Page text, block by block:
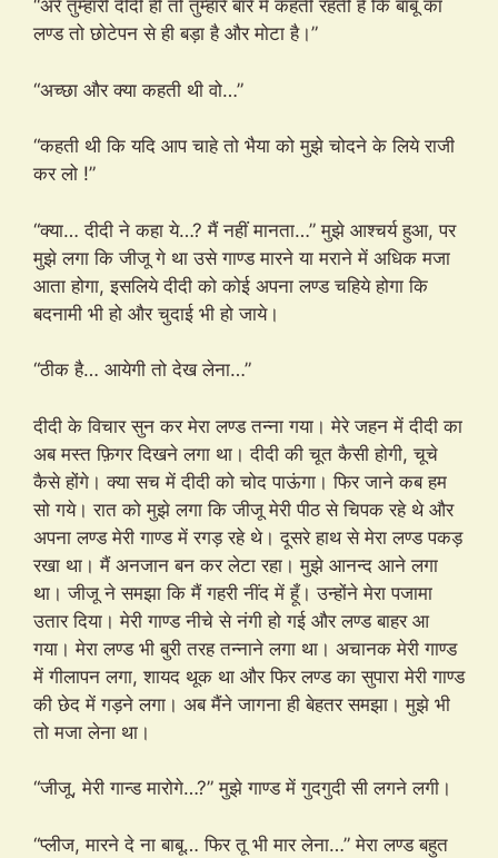
“अरे तुम्हारी दीदी ही तो तुम्हारे बारे में कहती रहती है कि बाबू का
लण्ड तो छोटेपन से ही बड़ा है और मोटा है।”
“अच्छा और क्या कहती थी वो…”
“कहती थी कि यदि आप चाहे तो भैया को मुझे चोदने के लिये राजी
कर लो !”
“क्या… दीदी ने कहा ये…? मैं नहीं मानता…” मुझे आश्चर्य हुआ, पर
मुझे लगा कि जीजू गे था उसे गाण्ड मारने या मराने में अधिक मजा
आता होगा, इसलिये दीदी को कोई अपना लण्ड चहिये होगा कि
बदनामी भी हो और चुदाई भी हो जाये।
“ठीक है… आयेगी तो देख लेना…”
दीदी के विचार सुन कर मेरा लण्ड तन्ना गया। मेरे जहन में दीदी का
अब मस्त फ़िगर दिखने लगा था। दीदी की चूत कैसी होगी, चूचे
कैसे होंगे। क्या सच में दीदी को चोद पाऊंगा। फिर जाने कब हम
सो गये। रात को मुझे लगा कि जीजू मेरी पीठ से चिपक रहे थे और
अपना लण्ड मेरी गाण्ड में रगड़ रहे थे। दूसरे हाथ से मेरा लण्ड पकड़
रखा था। मैं अनजान बन कर लेटा रहा। मुझे आनन्द आने लगा
था। जीजू ने समझा कि मैं गहरी नींद में हूँ। उन्होंने मेरा पजामा
उतार दिया। मेरी गाण्ड नीचे से नंगी हो गई और लण्ड बाहर आ
गया। मेरा लण्ड भी बुरी तरह तन्नाने लगा था। अचानक मेरी गाण्ड
में गीलापन लगा, शायद थूक था और फिर लण्ड का सुपारा मेरी गाण्ड
की छेद में गड़ने लगा। अब मैंने जागना ही बेहतर समझा। मुझे भी
तो मजा लेना था।
“जीजू, मेरी गान्ड मारोगे…?” मुझे गाण्ड में गुदगुदी सी लगने लगी।
“प्लीज, मारने दे ना बाबू… फिर तू भी मार लेना…” मेरा लण्ड बहुत